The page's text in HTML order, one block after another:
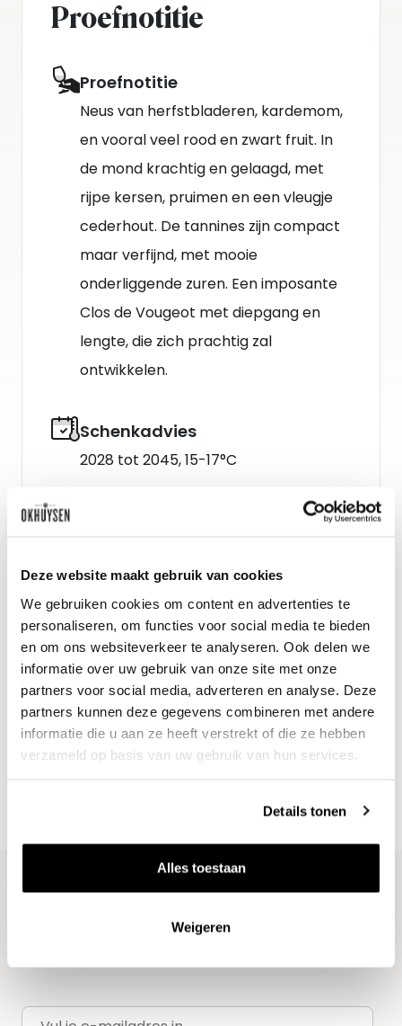
Deze website maakt gebruik van cookies
We gebruiken cookies om content en advertenties te
personaliseren, om functies voor social media te bieden
en om ons websiteverkeer te analyseren. Ook delen we
informatie over uw gebruik van onze site met onze
partners voor social media, adverteren en analyse. Deze
partners kunnen deze gegevens combineren met andere
informatie die u aan ze heeft verstrekt of die ze hebben
verzameld op basis van uw gebruik van hun services.
Details tonen
Alles toestaan
Weigeren
Proefnotitie
Proefnotitie
Neus van herfstbladeren, kardemom,
en vooral veel rood en zwart fruit. In
de mond krachtig en gelaagd, met
rijpe kersen, pruimen en een vleugje
cederhout. De tannines zijn compact
maar verfijnd, met mooie
onderliggende zuren. Een imposante
Clos de Vougeot met diepgang en
lengte, die zich prachtig zal
ontwikkelen.
Schenkadvies
2028 tot 2045, 15-17°C
Nieuws & inspiratie in Vineé Vineuse
Alle wijnen direct van de wijnboer
Vandaag voor 12.00 uur besteld, morgen in huis
Iedere wijn per fles te bestellen
Blijf op de hoogte
evenementen
E-mailadres